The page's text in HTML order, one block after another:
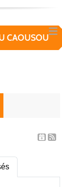
CAOUSOU